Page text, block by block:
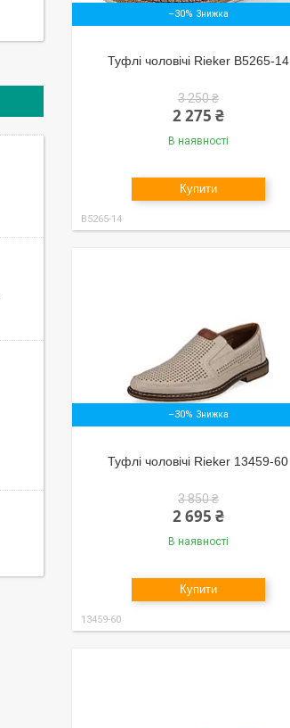
–30%
Туфлі чоловічі Rieker B5265-14
3 250 ₴
2 275 ₴
В наявності
Купити
B5265-14
–30%
Туфлі чоловічі Rieker 13459-60
3 850 ₴
2 695 ₴
В наявності
Купити
13459-60